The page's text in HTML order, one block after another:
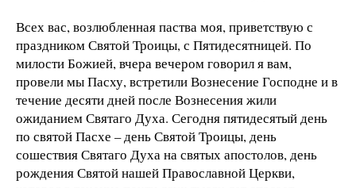
Всех вас, возлюбленная паства моя, приветствую с
праздником Святой Троицы, с Пятидесятницей. По
милости Божией, вчера вечером говорил я вам,
провели мы Пасху, встретили Вознесение Господне и в
течение десяти дней после Вознесения жили
ожиданием Святаго Духа. Сегодня пятидесятый день
по святой Пасхе – день Святой Троицы, день
сошествия Святаго Духа на святых апостолов, день
рождения Святой нашей Православной Церкви,